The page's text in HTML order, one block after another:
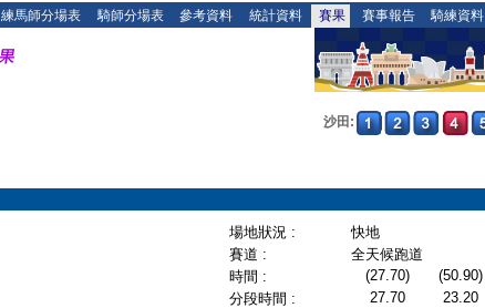
練馬師分場表 騎師分場表 參考資料 統計資料 賽果 賽事報告 騎練資料
沙田:
場地狀況 :
快地
賽道 :
全天候跑道
時間 : (27.70) (50.90)
分段時間 :
27.70 23.20